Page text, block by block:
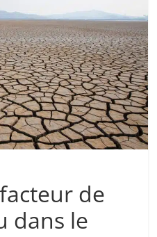
de
dans le